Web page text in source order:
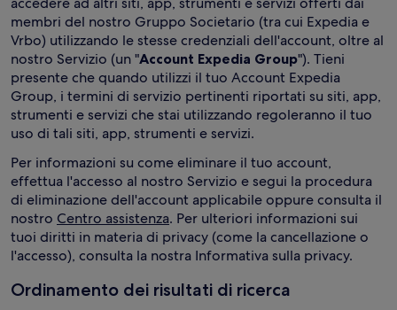
membri del nostro Gruppo Societario (tra cui Expedia e
Vrbo) utilizzando le stesse credenziali dell'account, oltre al
nostro Servizio (un "Account Expedia Group"). Tieni
presente che quando utilizzi il tuo Account Expedia
Group, i termini di servizio pertinenti riportati su siti, app,
strumenti e servizi che stai utilizzando regoleranno il tuo
uso di tali siti, app, strumenti e servizi.
Per informazioni su come eliminare il tuo account,
effettua l'accesso al nostro Servizio e segui la procedura
di eliminazione dell'account applicabile oppure consulta il
nostro Centro assistenza. Per ulteriori informazioni sui
tuoi diritti in materia di privacy (come la cancellazione o
l'accesso), consulta la nostra Informativa sulla privacy.
Ordinamento dei risultati di ricerca